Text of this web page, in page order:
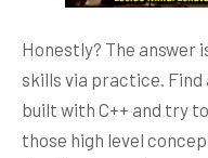
Honestly? The answer
skills via practice. Find
built with C++ and try
those high level